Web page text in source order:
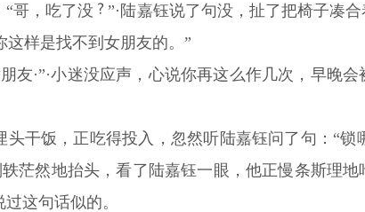
“哥，吃了没
”·陆嘉钰说了句没，扯了把椅子凑
这样是找不到女朋友的。”
朋友·”·小迷没应声，心说你再这么作几次，早晚
干饭，正吃得投入，忽然听陆嘉钰问了句：“锁
轶茫然地抬头，看了陆嘉钰一眼，他正慢条斯理
这句话似的。